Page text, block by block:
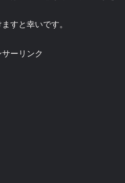
すと幸いです。
ーリンク